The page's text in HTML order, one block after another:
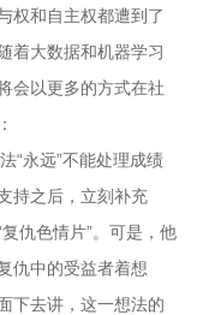
权和自主权都遭到了
着大数据和机器学习
会以更多的方式在社
“永远”不能处理成绩
持之后，立刻补充
仇色情片”。可是，他
仇中的受益者着想
下去讲，这一想法的